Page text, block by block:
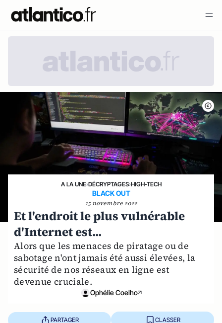
A LA UNE›DÉCRYPTAGES›HIGH-TECH
BLACK OUT
15 novembre 2022
Et l'endroit le plus vulnérable
d'Internet est...
Alors que les menaces de piratage ou de
sabotage n'ont jamais été aussi élevées, la
sécurité de nos réseaux en ligne est
devenue cruciale.
Ophélie Coelho
PARTAGER CLASSER